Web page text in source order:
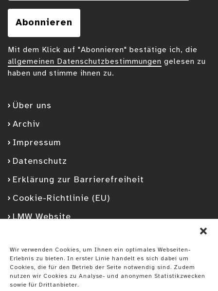
Wir verwenden Cookies, um Ihnen ein optimales Webseiten-
Erlebnis zu bieten. In erster Linie handelt es sich dabei um
Cookies, die für den Betrieb der Seite notwendig sind. Zudem
nutzen wir Cookies zu Analyse- und anonymen Statistikzwecken
sowie für Drittanbieter.
Über uns
Archiv
Impressum
Datenschutz
Erklärung zur Barrierefreiheit
Cookie-Richtlinie (EU)
LMW Website
FacebookGoogleplusYouTubeInstagramSpotify
Mit dem Klick auf "Abonnieren" bestätige ich, die
allgemeinen Datenschutzbestimmungen gelesen zu
haben und stimme ihnen zu.
Abonnieren